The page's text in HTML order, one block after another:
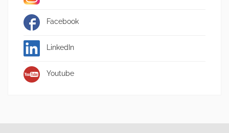
Facebook
LinkedIn
Youtube